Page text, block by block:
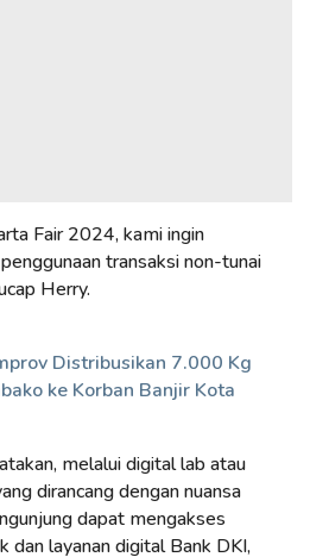
Fair 2024, kami ingin
transaksi non-tunai
Herry.
Distribusikan 7.000 Kg
ke Korban Banjir Kota
melalui digital lab atau
dirancang dengan nuansa
dapat mengakses
dan layanan digital Bank DKI,